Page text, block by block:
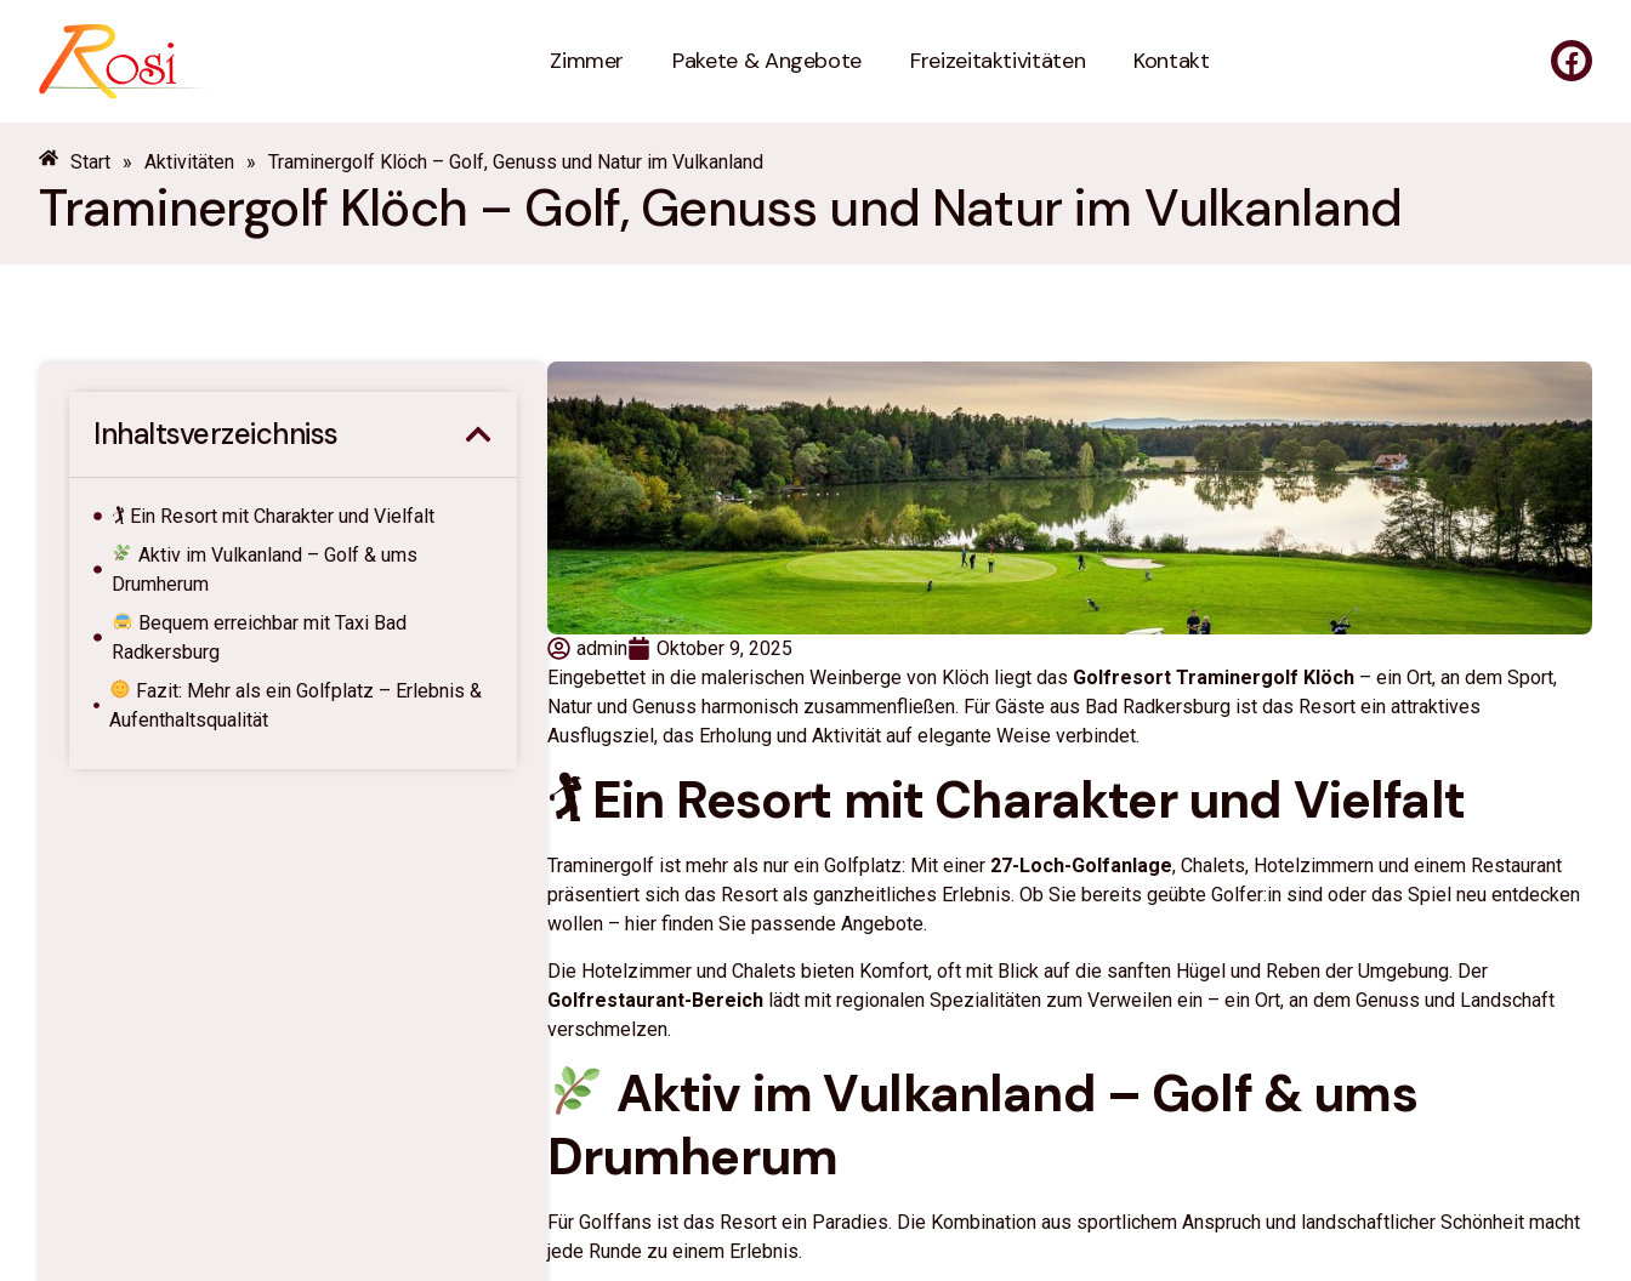
Zimmer Pakete & Angebote Freizeitaktivitäten Kontakt
Start » Aktivitäten » Traminergolf Klöch – Golf, Genuss und Natur im Vulkanland
Traminergolf Klöch – Golf, Genuss und Natur im Vulkanland
Inhaltsverzeichniss
🏌️ Ein Resort mit Charakter und Vielfalt
Aktiv im Vulkanland – Golf & ums
Drumherum
Bequem erreichbar mit Taxi Bad
Radkersburg
Fazit: Mehr als ein Golfplatz – Erlebnis &
Aufenthaltsqualität
admin
Oktober 9, 2025
Eingebettet in die malerischen Weinberge von Klöch liegt das Golfresort Traminergolf Klöch– ein Ort, an dem Sport,
Natur und Genuss harmonisch zusammenfließen. Für Gäste aus Bad Radkersburg ist das Resort ein attraktives
Ausflugsziel, das Erholung und Aktivität auf elegante Weise verbindet.
🏌️ Ein Resort mit Charakter und Vielfalt
Traminergolf ist mehr als nur ein Golfplatz: Mit einer 27-Loch-Golfanlage, Chalets, Hotelzimmern und einem Restaurant
präsentiert sich das Resort als ganzheitliches Erlebnis. Ob Sie bereits geübte Golfer:in sind oder das Spiel neu entdecken
wollen – hier finden Sie passende Angebote.
Die Hotelzimmer und Chalets bieten Komfort, oft mit Blick auf die sanften Hügel und Reben der Umgebung. Der
Golfrestaurant-Bereichlädt mit regionalen Spezialitäten zum Verweilen ein – ein Ort, an dem Genuss und Landschaft
verschmelzen.
Aktiv im Vulkanland – Golf & ums
Drumherum
Für Golffans ist das Resort ein Paradies. Die Kombination aus sportlichem Anspruch und landschaftlicher Schönheit macht
jede Runde zu einem Erlebnis.